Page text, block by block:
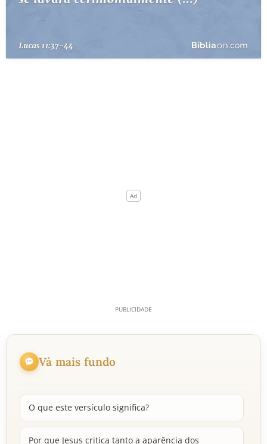
Vá mais fundo
O que este versículo significa?
Por que Jesus critica tanto a aparência dos